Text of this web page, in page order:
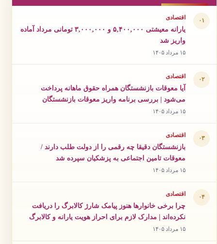
۰۱ اقتصادی
یارانه معیشتی ۵,۴۰۰,۰۰۰ و ۳,۰۰۰,۰۰۰ تومانی مرداد آماده
واریز شد
۱۵ مرداد ۱۴۰۵
۰۲ اقتصادی
آیا معوقات بازنشستگان همراه حقوق ماهانه پرداخت
می‌شود | بررسی برنامه واریز معوقات بازنشستگان
۱۵ مرداد ۱۴۰۵
۰۳ اقتصادی
بازنشستگان دقیقا چه رقمی را از دولت طلب دارند /
معوقات تامین اجتماعی به پزشکیان سپرده شد
۱۵ مرداد ۱۴۰۵
۰۴ اقتصادی
چرا برخی خانوارها هنوز پیامک شارژ کالابرگ را دریافت
نکرده‌اند | مدارک لازم برای احراز هویت یارانه و کالابرگ
۱۵ مرداد ۱۴۰۵